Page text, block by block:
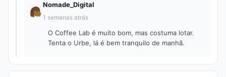
Nomade_Digital
1 semanas atrás
O Coffee Lab é muito bom, mas costuma lotar.
Tenta o Urbe, lá é bem tranquilo de manhã.